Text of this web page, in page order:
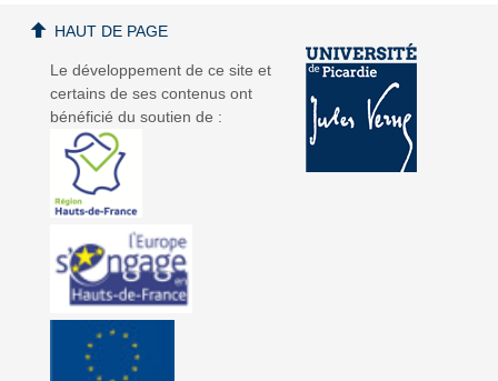
Le développement de ce site et
certains de ses contenus ont
bénéficié du soutien de :
HAUT DE PAGE